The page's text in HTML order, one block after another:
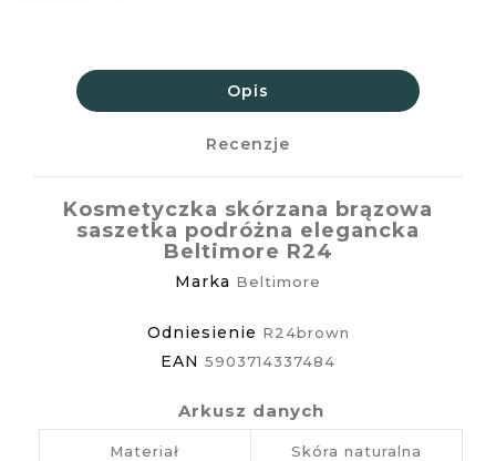
Opis
Recenzje
Kosmetyczka skórzana brązowa
saszetka podróżna elegancka
Beltimore R24
Marka Beltimore
Odniesienie R24brown
EAN 5903714337484
Arkusz danych
Materiał Skóra naturalna